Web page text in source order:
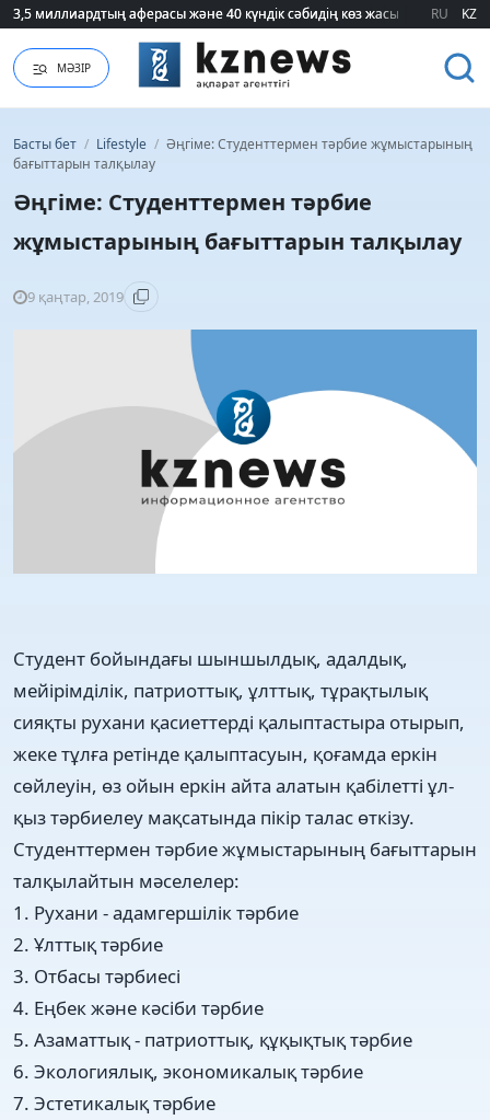
3,5 миллиардтың аферасы және 40 күндік сәбидің көз жасы:
3,5 миллиардтың аферасы және 40 күндік сәбидің көз жасы: RU KZ
МӘЗІР
Басты бет / Lifestyle / Әңгіме: Студенттермен тәрбие жұмыстарының
бағыттарын талқылау
Әңгіме: Студенттермен тәрбие
жұмыстарының бағыттарын талқылау
9 қаңтар, 2019
Студент бойындағы шыншылдық, адалдық,
мейірімділік, патриоттық, ұлттық, тұрақтылық
сияқты рухани қасиеттерді қалыптастыра отырып,
жеке тұлға ретінде қалыптасуын, қоғамда еркін
сөйлеуін, өз ойын еркін айта алатын қабілетті ұл-
қыз тәрбиелеу мақсатында пікір талас өткізу.
Студенттермен тәрбие жұмыстарының бағыттарын
талқылайтын мәселелер:
1. Рухани - адамгершілік тәрбие
2. Ұлттық тәрбие
3. Отбасы тәрбиесі
4. Еңбек және кәсіби тәрбие
5. Азаматтық - патриоттық, құқықтық тәрбие
6. Экологиялық, экономикалық тәрбие
7. Эстетикалық тәрбие